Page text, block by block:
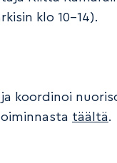
klo 10–14).
koordinoi
täältä.